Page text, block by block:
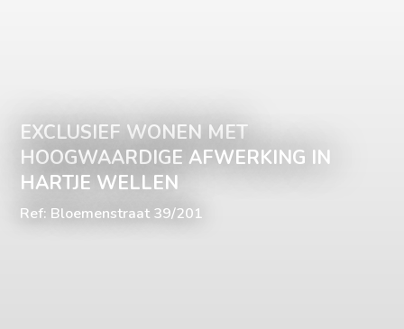
EXCLUSIEF WONEN MET
HOOGWAARDIGE AFWERKING IN
HARTJE WELLEN
Ref: Bloemenstraat 39/201